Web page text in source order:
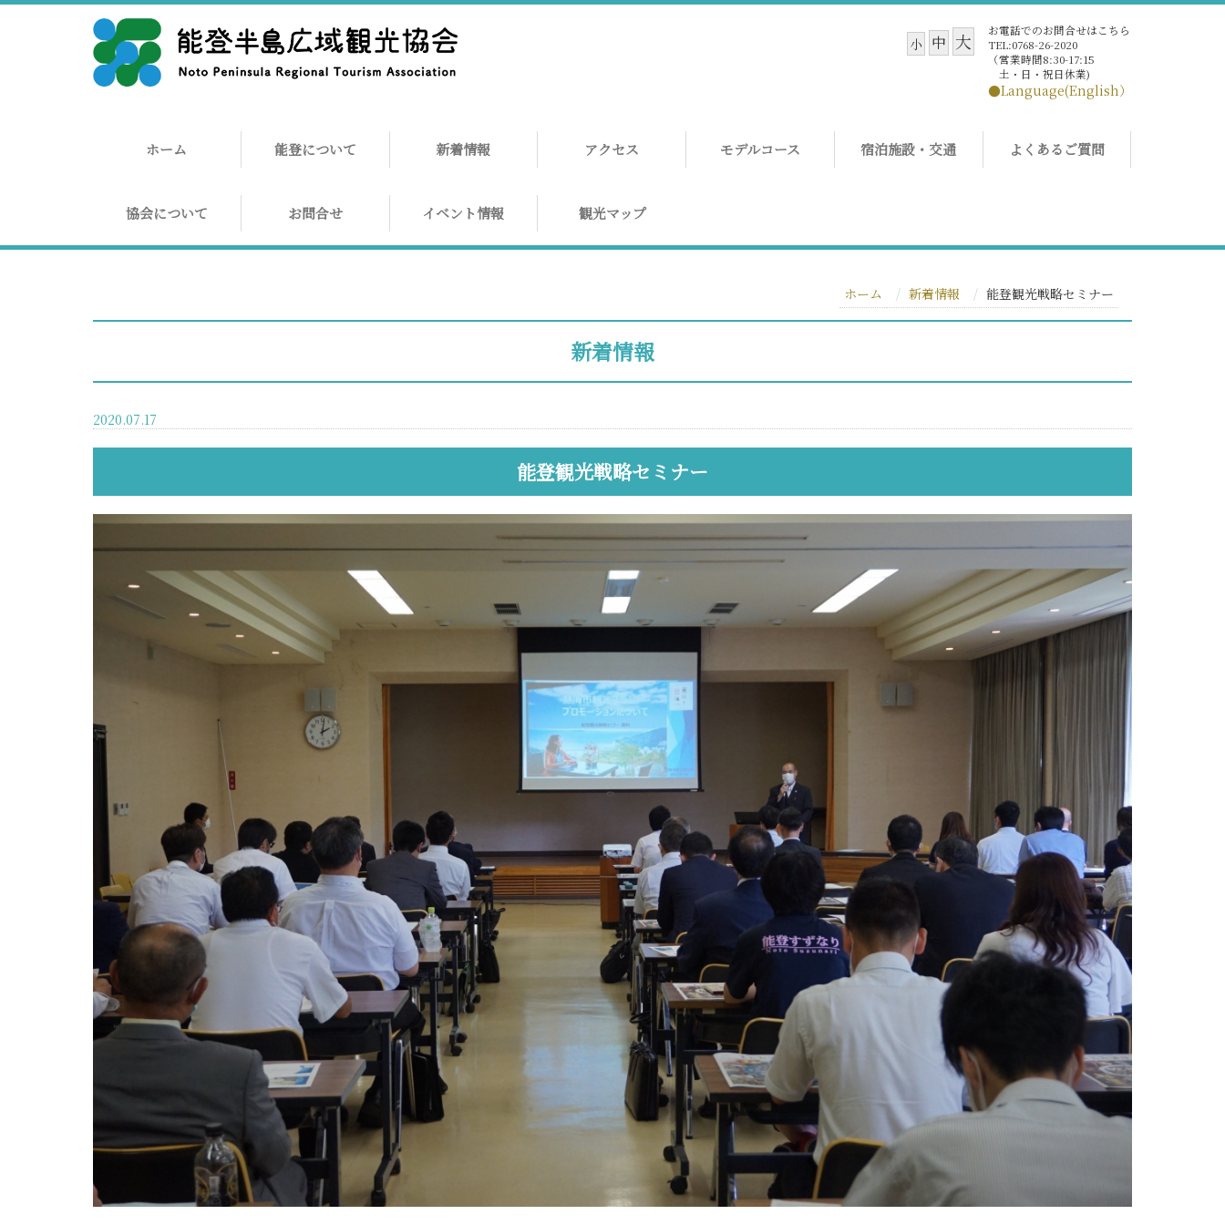
お電話でのお問合せはこちら
TEL:0768-26-2020
（営業時間8:30-17:15
土・日・祝日休業)
●Language(English）
小 中 大
ホーム 能登について 新着情報 アクセス モデルコース 宿泊施設・交通 よくあるご質問
協会について お問合せ イベント情報 観光マップ
ホーム 新着情報 能登観光戦略セミナー
新着情報
2020.07.17
能登観光戦略セミナー